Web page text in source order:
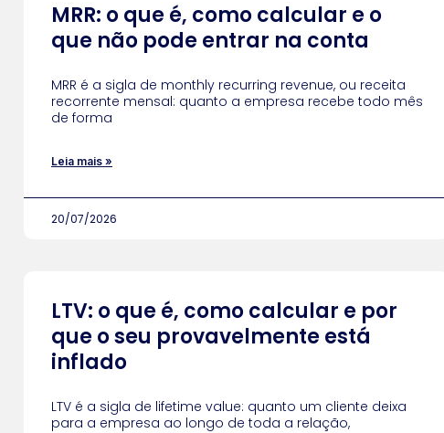
MRR: o que é, como calcular e o
que não pode entrar na conta
MRR é a sigla de monthly recurring revenue, ou receita
recorrente mensal: quanto a empresa recebe todo mês
de forma
Leia mais »
20/07/2026
LTV: o que é, como calcular e por
que o seu provavelmente está
inflado
LTV é a sigla de lifetime value: quanto um cliente deixa
para a empresa ao longo de toda a relação,